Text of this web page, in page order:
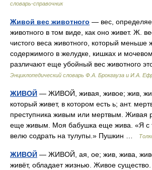
словарь-справочник
Живой вес животного — вес,
животного в том виде, как оно живет. Ж.
чистого веса животного, который меньше
содержимого в желудке, кишках и
различают еще убойный вес животного
Энциклопедический словарь Ф.А. Брокгауза и И.А.
ЖИВОЙ — ЖИВОЙ, живая, живое; жив,
который живет, в котором есть ь; ант.
преступника живым или мертвым. Живая
еще живым. Моя бабушка еще жива. «Я с
велю содрать на тулупы.» Пушкин …
ЖИВОЙ — ЖИВОЙ, ая, ое; жив, жива,
живёт, обладает жизнью. Живое